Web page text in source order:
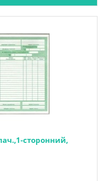
сторонний,